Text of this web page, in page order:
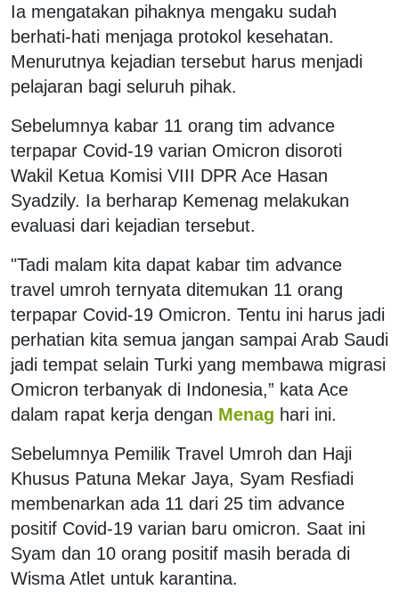
Ia mengatakan pihaknya mengaku sudah
berhati-hati menjaga protokol kesehatan.
Menurutnya kejadian tersebut harus menjadi
pelajaran bagi seluruh pihak.
Sebelumnya kabar 11 orang tim advance
terpapar Covid-19 varian Omicron disoroti
Wakil Ketua Komisi VIII DPR Ace Hasan
Syadzily. Ia berharap Kemenag melakukan
evaluasi dari kejadian tersebut.
"Tadi malam kita dapat kabar tim advance
travel umroh ternyata ditemukan 11 orang
terpapar Covid-19 Omicron. Tentu ini harus jadi
perhatian kita semua jangan sampai Arab Saudi
jadi tempat selain Turki yang membawa migrasi
Omicron terbanyak di Indonesia,” kata Ace
dalam rapat kerja dengan Menag hari ini.
Sebelumnya Pemilik Travel Umroh dan Haji
Khusus Patuna Mekar Jaya, Syam Resfiadi
membenarkan ada 11 dari 25 tim advance
positif Covid-19 varian baru omicron. Saat ini
Syam dan 10 orang positif masih berada di
Wisma Atlet untuk karantina.